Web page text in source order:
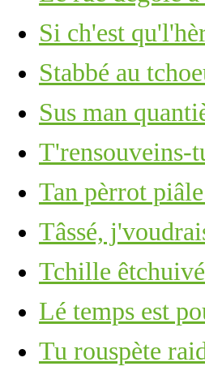
Si ch'est
Stabbé au
Sus man
T'rensouveins-
Tan pèrrot
Tâssé,
Tchille
Lé temps est
Tu rouspète